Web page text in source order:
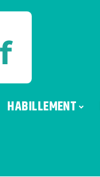
HABILLEMENT